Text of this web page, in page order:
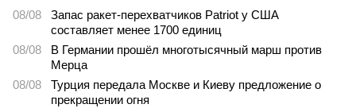
08/08
Запас ракет-перехватчиков Patriot у США
составляет менее 1700 единиц
08/08
В Германии прошёл многотысячный марш против
Мерца
08/08
Турция передала Москве и Киеву предложение о
прекращении огня